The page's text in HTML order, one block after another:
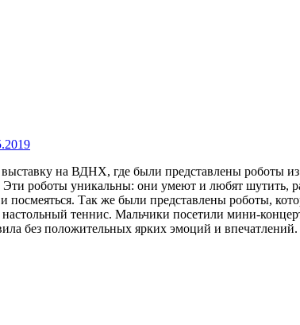
на ВДНХ, где были представлены роботы из
Эти роботы уникальны: они умеют и любят шутить,
посмеяться. Так же были представлены роботы,
теннис. Мальчики посетили мини-
без положительных ярких эмоций и впечатлений.